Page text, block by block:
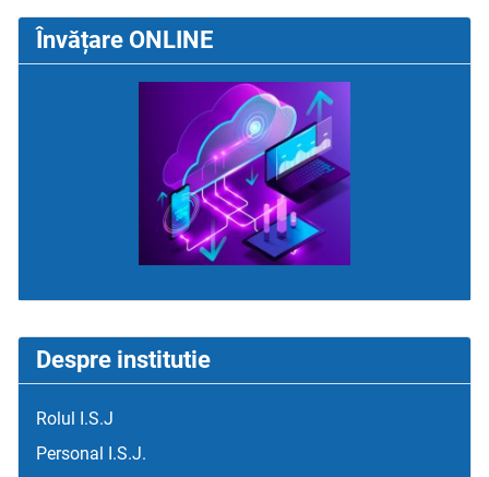
Despre institutie
Rolul I.S.J
Personal I.S.J.
Învățare ONLINE